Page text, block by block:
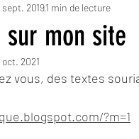
sur mon site
sept. 20191 min de lecture
oct. 2021
vous, des textes
?m=1